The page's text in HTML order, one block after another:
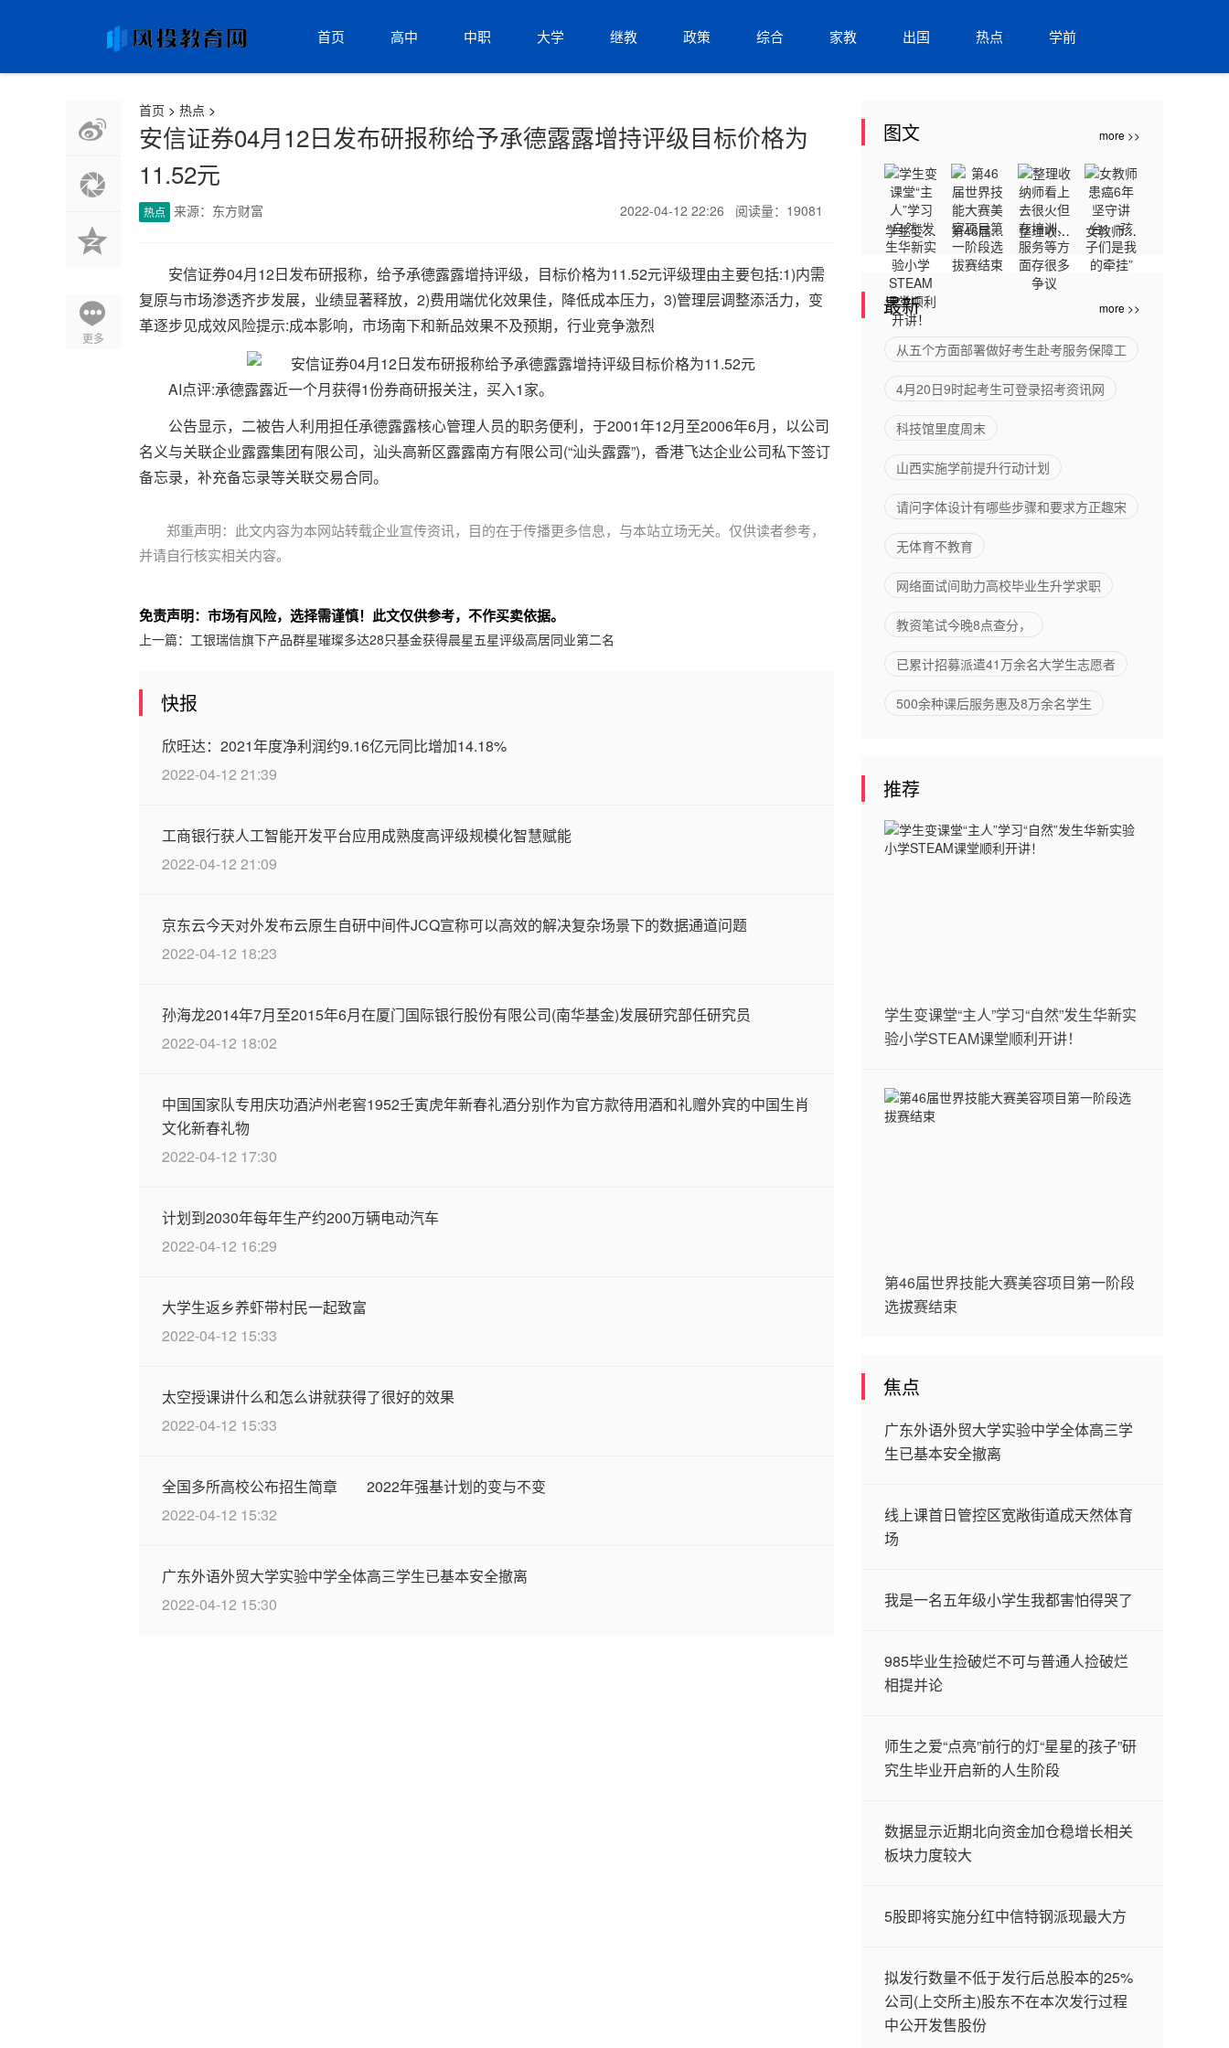
首页 高中 中职 大学 继教 政策 综合 家教 出国 热点 学前
更多
首页 > 热点 >
安信证券04月12日发布研报称给予承德露露增持评级目标价格为
11.52元
热点 来源：东方财富 2022-04-12 22:26 阅读量：19081
安信证券04月12日发布研报称，给予承德露露增持评级，目标价格为11.52元评级理由主要包括:1)内需
复原与市场渗透齐步发展，业绩显著释放，2)费用端优化效果佳，降低成本压力，3)管理层调整添活力，变
革逐步见成效风险提示:成本影响，市场南下和新品效果不及预期，行业竞争激烈
AI点评:承德露露近一个月获得1份券商研报关注，买入1家。
公告显示，二被告人利用担任承德露露核心管理人员的职务便利，于2001年12月至2006年6月，以公司
名义与关联企业露露集团有限公司，汕头高新区露露南方有限公司(“汕头露露”)，香港飞达企业公司私下签订
备忘录，补充备忘录等关联交易合同。
郑重声明：此文内容为本网站转载企业宣传资讯，目的在于传播更多信息，与本站立场无关。仅供读者参考，
并请自行核实相关内容。
免责声明：市场有风险，选择需谨慎！此文仅供参考，不作买卖依据。
上一篇： 工银瑞信旗下产品群星璀璨多达28只基金获得晨星五星评级高居同业第二名
快报
欣旺达：2021年度净利润约9.16亿元同比增加14.18%
2022-04-12 21:39
工商银行获人工智能开发平台应用成熟度高评级规模化智慧赋能
2022-04-12 21:09
京东云今天对外发布云原生自研中间件JCQ宣称可以高效的解决复杂场景下的数据通道问题
2022-04-12 18:23
孙海龙2014年7月至2015年6月在厦门国际银行股份有限公司(南华基金)发展研究部任研究员
2022-04-12 18:02
中国国家队专用庆功酒泸州老窖1952壬寅虎年新春礼酒分别作为官方款待用酒和礼赠外宾的中国生肖
文化新春礼物
2022-04-12 17:30
计划到2030年每年生产约200万辆电动汽车
2022-04-12 16:29
大学生返乡养虾带村民一起致富
2022-04-12 15:33
太空授课讲什么和怎么讲就获得了很好的效果
2022-04-12 15:33
全国多所高校公布招生简章 2022年强基计划的变与不变
2022-04-12 15:32
广东外语外贸大学实验中学全体高三学生已基本安全撤离
2022-04-12 15:30
图文 more >>
学生变课
堂“主人”
学习“自
然”发生
华新实验
AM课堂
顺利开
第46届世
界技能大
段选拔赛
整理收纳
师看上去
很火但在
务等方面
议
女教师患
癌6年坚
“孩子们
是我的牵
最新 more >>
从五个方面部署做好考生赴考服务保障工
4月20日9时起考生可登录招考资讯网
科技馆里度周末
山西实施学前提升行动计划
请问字体设计有哪些步骤和要求方正趣宋
无体育不教育
网络面试间助力高校毕业生升学求职
教资笔试今晚8点查分，
已累计招募派遣41万余名大学生志愿者
500余种课后服务惠及8万余名学生
推荐
学生变课堂“主人”学习“自然”发生华新实
验小学STEAM课堂顺利开讲！
第46届世界技能大赛美容项目第一阶段
选拔赛结束
焦点
广东外语外贸大学实验中学全体高三学
生已基本安全撤离
线上课首日管控区宽敞街道成天然体育
场
我是一名五年级小学生我都害怕得哭了
985毕业生捡破烂不可与普通人捡破烂
相提并论
师生之爱“点亮”前行的灯“星星的孩子”研
究生毕业开启新的人生阶段
数据显示近期北向资金加仓稳增长相关
板块力度较大
5股即将实施分红中信特钢派现最大方
拟发行数量不低于发行后总股本的25%
公司(上交所主)股东不在本次发行过程
中公开发售股份